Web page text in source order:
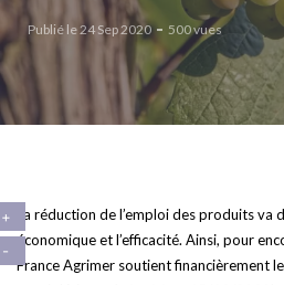
Publié le 24 Sep 2020 500 vues
La réduction de l’emploi des produits va
économique et l’efficacité. Ainsi, pour
France Agrimer soutient financièrement